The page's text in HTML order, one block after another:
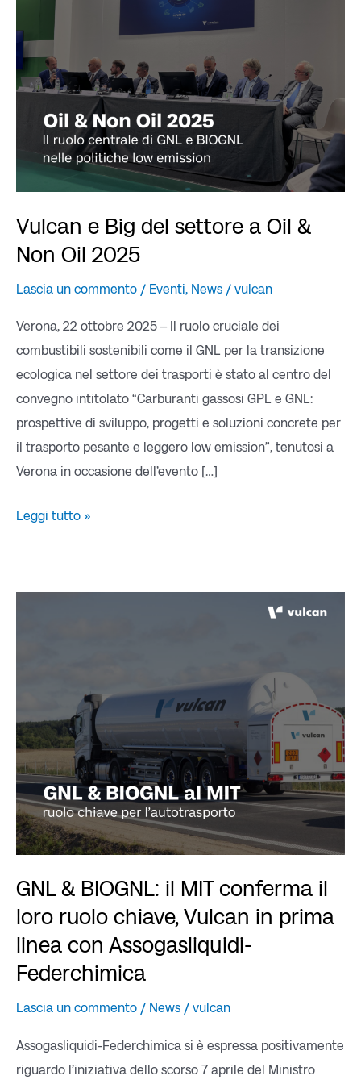
Vulcan e Big del settore a Oil &
Non Oil 2025
Lascia un commento / Eventi, News / vulcan
Verona, 22 ottobre 2025 – Il ruolo cruciale dei
combustibili sostenibili come il GNL per la transizione
ecologica nel settore dei trasporti è stato al centro del
convegno intitolato “Carburanti gassosi GPL e GNL:
prospettive di sviluppo, progetti e soluzioni concrete per
il trasporto pesante e leggero low emission”, tenutosi a
Verona in occasione dell’evento […]
settore
Oil
Leggi tutto »
GNL & BIOGNL: il MIT conferma il
loro ruolo chiave, Vulcan in prima
linea con Assogasliquidi-
Federchimica
Lascia un commento / News / vulcan
Assogasliquidi-Federchimica si è espressa positivamente
riguardo l’iniziativa dello scorso 7 aprile del Ministro
conferma
il
loro
ruolo
chiave,
Vulcan
prima
linea
con
Assogasliquidi-